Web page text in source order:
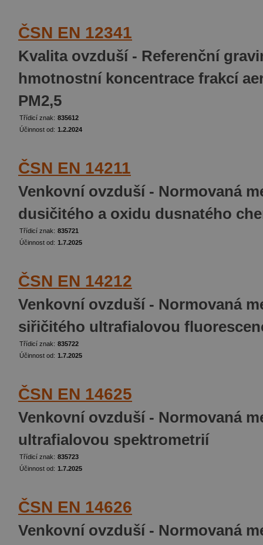
ČSN EN 12341
Kvalita ovzduší - Referenční
hmotnostní koncentrace frakcí
PM2,5
Třídicí znak: 835612
Účinnost od: 1.2.2024
ČSN EN 14211
Venkovní ovzduší - Normovaná
dusičitého a oxidu dusnatého
Třídicí znak: 835721
Účinnost od: 1.7.2025
ČSN EN 14212
Venkovní ovzduší - Normovaná
siřičitého ultrafialovou
Třídicí znak: 835722
Účinnost od: 1.7.2025
ČSN EN 14625
Venkovní ovzduší - Normovaná
ultrafialovou spektrometrií
Třídicí znak: 835723
Účinnost od: 1.7.2025
ČSN EN 14626
Venkovní ovzduší - Normovaná